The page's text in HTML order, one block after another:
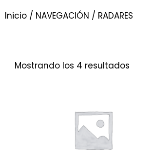
Inicio / NAVEGACIÓN / RADARES
Mostrando los 4 resultados